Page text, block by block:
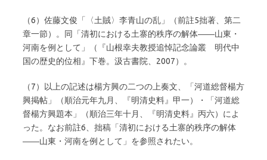
（6）佐藤文俊「〈土賊〉李青山の乱」（前註5拙著、第二
章一節）。同「清初における土寨的秩序の解体――山東・
河南を例として」（『山根幸夫教授追悼記念論叢 明代中
国の歴史的位相』下巻。汲古書院、2007）。
（7）以上の記述は楊方興の二つの上奏文、「河道総督楊方
興掲帖」（順治元年九月、『明清史料』甲一）・「河道総
督楊方興題本」（順治三年十月、『明清史料』丙六）によ
った。なお前註6、拙稿「清初における土寨的秩序の解体
――山東・河南を例として」を参照されたい。